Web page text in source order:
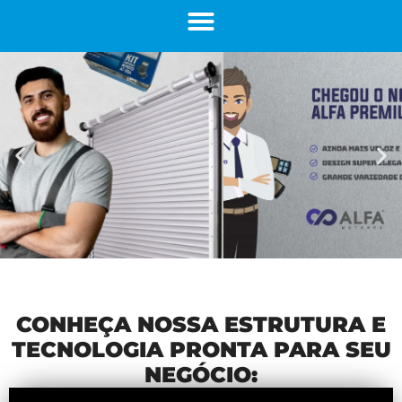
CONHEÇA NOSSA ESTRUTURA E
TECNOLOGIA PRONTA PARA SEU
NEGÓCIO: